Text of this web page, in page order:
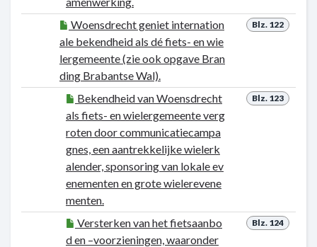
Blz. 122
Woensdrecht geniet internation
ale bekendheid als dé fiets- en wie
lergemeente (zie ook opgave Bran
ding Brabantse Wal).
Blz. 123
Bekendheid van Woensdrecht
als fiets- en wielergemeente verg
roten door communicatiecampa
gnes, een aantrekkelijke wielerk
alender, sponsoring van lokale ev
enementen en grote wielerevene
menten.
Blz. 124
Versterken van het fietsaanbo
d en –voorzieningen, waaronder